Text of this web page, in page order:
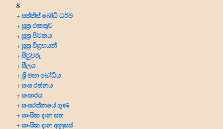
S
+සත්තිස් බෝධි ධර්ම
+සූත්‍ර එකතුව
+සූත්‍ර පිටකය
+සූත්‍ර විග්‍රහයන්
+සිටුවරු
+සීලය
+ශ්‍රි මහා බෝධිය
+සංඝ රත්නය
+සංසාරය
+සංඝරත්නයේ ගුණ
+සාංඝික දාන සත
+සාංඝික දාන අනුසස්